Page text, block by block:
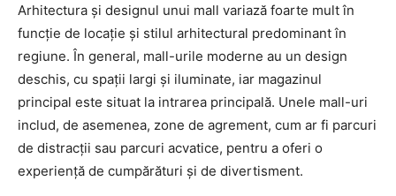
Arhitectura și designul unui mall variază foarte mult în
funcție de locație și stilul arhitectural predominant în
regiune. În general, mall-urile moderne au un design
deschis, cu spații largi și iluminate, iar magazinul
principal este situat la intrarea principală. Unele mall-uri
includ, de asemenea, zone de agrement, cum ar fi parcuri
de distracții sau parcuri acvatice, pentru a oferi o
experiență de cumpărături și de divertisment.